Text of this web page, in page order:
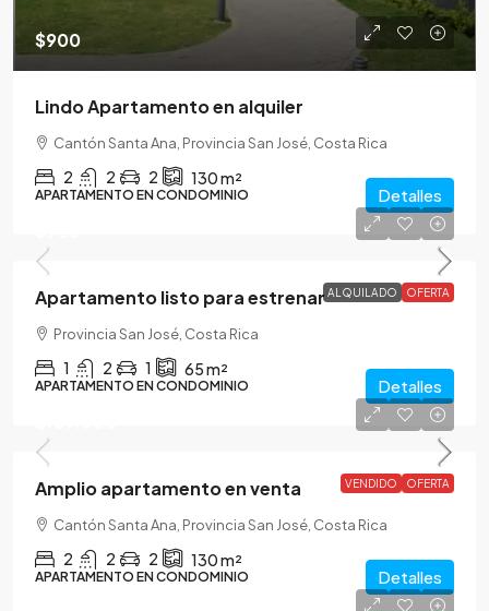
$900
Lindo Apartamento en alquiler
Cantón Santa Ana, Provincia San José, Costa Rica
2 2 2 130m²
APARTAMENTO EN CONDOMINIO Detalles
ALQUILADO OFERTA
Apartamento listo para estrenar
Provincia San José, Costa Rica
1 2 1 65m²
APARTAMENTO EN CONDOMINIO Detalles
VENDIDO OFERTA
Amplio apartamento en venta
Cantón Santa Ana, Provincia San José, Costa Rica
2 2 2 130m²
APARTAMENTO EN CONDOMINIO Detalles